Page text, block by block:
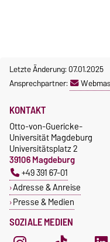
Letzte Änderung: 07.01.2025
Ansprechpartner:
SOZIALE MEDIEN
KONTAKT
Otto-von-Guericke-
Universität Magdeburg
Universitätsplatz 2
39106 Magdeburg
+49 391 67-01
Adresse & Anreise
Presse & Medien